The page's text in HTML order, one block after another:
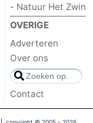
- Natuur Het Zwin
OVERIGE
Adverteren
Over ons
Contact